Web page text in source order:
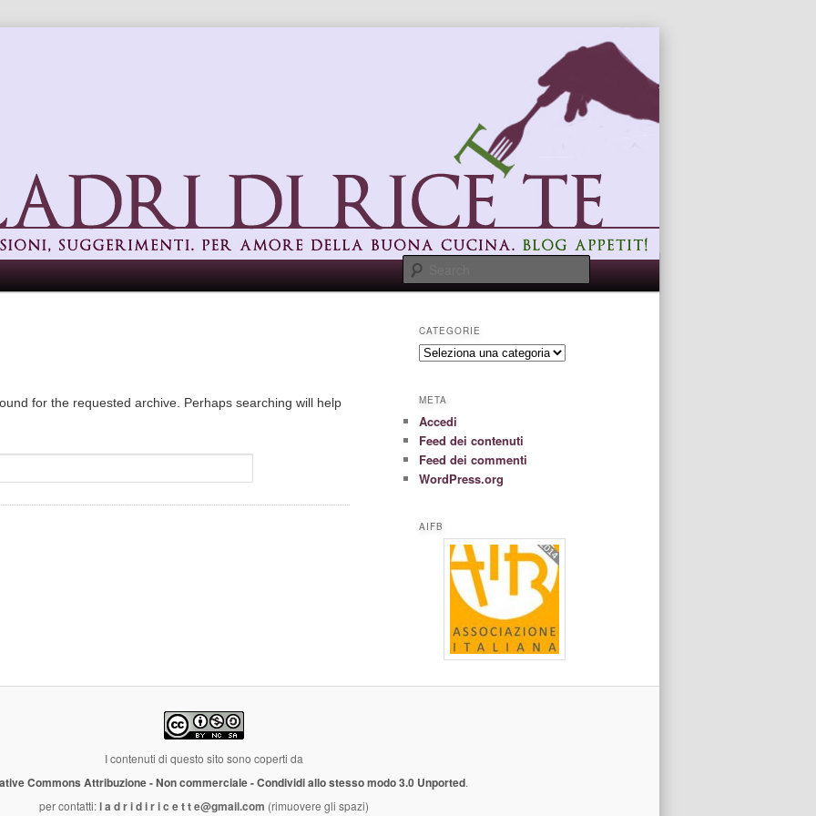
Search
for the requested archive. Perhaps searching will help
CATEGORIE
categorie
META
Accedi
Feed dei contenuti
Feed dei commenti
WordPress.org
AIFB
I contenuti di questo sito sono coperti da
Commons Attribuzione - Non commerciale - Condividi allo stesso modo 3.0 Unported.
per contatti:l a d r i d i r i c e t t e@gmail.com (rimuovere gli spazi)